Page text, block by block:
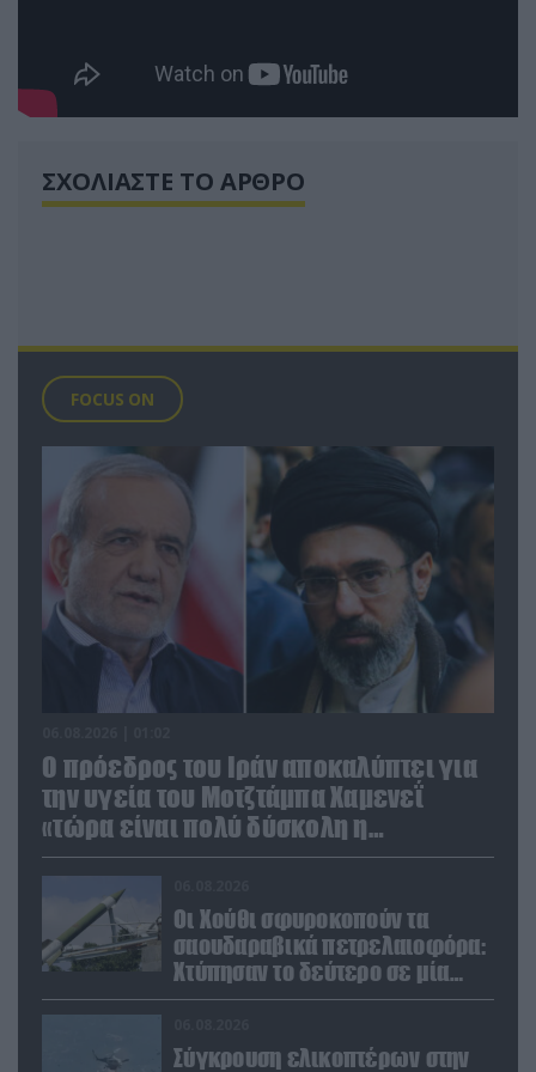
ΣΧΟΛΙΑΣΤΕ ΤΟ ΑΡΘΡΟ
FOCUS ON
Ο πρόεδρος του Ιράν αποκαλύπτει για
την υγεία του Μοτζτάμπα Χαμενεΐ
«τώρα είναι πολύ δύσκολη η
επικοινωνία»
Οι Χούθι σφυροκοπούν τα
σαουδαραβικά πετρελαιοφόρα:
Χτύπησαν το δεύτερο σε μία
ημέρα στην Ερυθρά Θάλασσα
Σύγκρουση ελικοπτέρων στην